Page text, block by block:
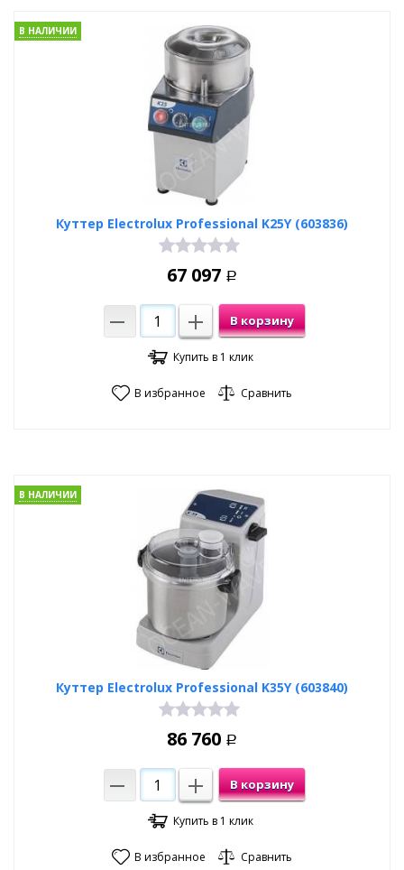
Куттер Electrolux Professional K25Y (603836)
В НАЛИЧИИ
67 097 Р
В корзину
Купить в 1 клик
В избранное Сравнить
Куттер Electrolux Professional K35Y (603840)
В НАЛИЧИИ
86 760 Р
В корзину
Купить в 1 клик
В избранное Сравнить